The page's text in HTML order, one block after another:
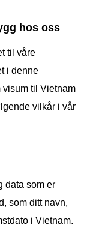
hos oss
til våre
i denne
til Vietnam
vilkår i vår
data som er
som ditt navn,
i Vietnam.